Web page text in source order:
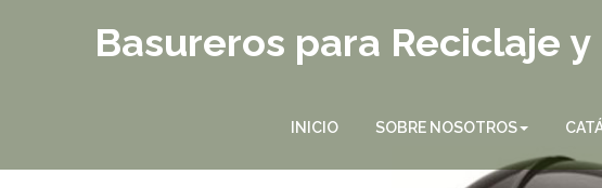
Basureros para Reciclaje
INICIO SOBRE NOSOTROS